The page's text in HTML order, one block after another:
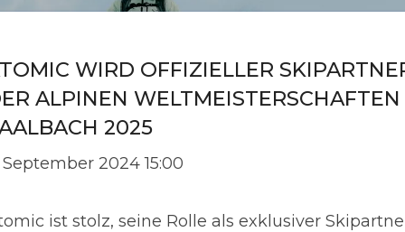
WIRD OFFIZIELLER
ALPINEN WELTMEISTERSCHAFTEN
2025
September 2024 15:00
ist stolz, seine Rolle als exklusiver